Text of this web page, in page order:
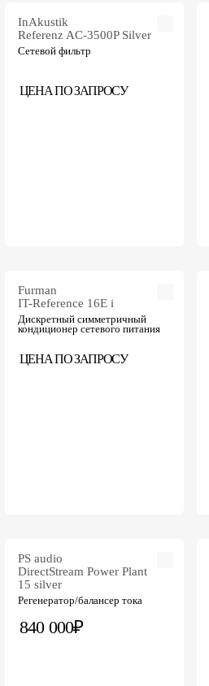
InAkustik
Referenz AC-3500P Silver
Сетевой фильтр
ЦЕНА ПО ЗАПРОСУ
Furman
IT-Reference 16E i
Дискретный симметричный
кондиционер сетевого питания
ЦЕНА ПО ЗАПРОСУ
PS audio
DirectStream Power Plant
15 silver
Регенератор/балансер тока
840 000₽